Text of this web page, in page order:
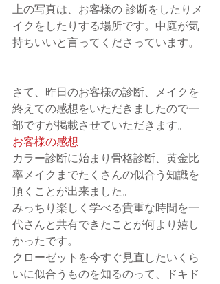
上の写真は、お客様の 診断をしたりメ
イクをしたりする場所です。中庭が気
持ちいいと言ってくださっています。
さて、昨日のお客様の診断、メイクを
終えての感想をいただきましたので一
部ですが掲載させていただきます。
お客様の感想
カラー診断に始まり骨格診断、黄金比
率メイクまでたくさんの似合う知識を
頂くことが出来ました。
みっちり楽しく学べる貴重な時間を一
代さんと共有できたことが何より嬉し
かったです。
クローゼットを今すぐ見直したいくら
いに似合うものを知るのって、ドキド